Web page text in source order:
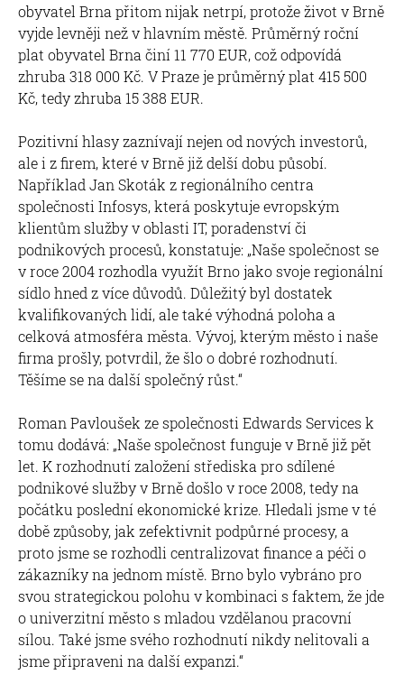
obyvatel Brna přitom nijak netrpí, protože život v Brně
vyjde levněji než v hlavním městě. Průměrný roční
plat obyvatel Brna činí 11 770 EUR, což odpovídá
zhruba 318 000 Kč. V Praze je průměrný plat 415 500
Kč, tedy zhruba 15 388 EUR.
Pozitivní hlasy zaznívají nejen od nových investorů,
ale i z firem, které v Brně již delší dobu působí.
Například Jan Skoták z regionálního centra
společnosti Infosys, která poskytuje evropským
klientům služby v oblasti IT, poradenství či
podnikových procesů, konstatuje: „Naše společnost se
v roce 2004 rozhodla využít Brno jako svoje regionální
sídlo hned z více důvodů. Důležitý byl dostatek
kvalifikovaných lidí, ale také výhodná poloha a
celková atmosféra města. Vývoj, kterým město i naše
firma prošly, potvrdil, že šlo o dobré rozhodnutí.
Těšíme se na další společný růst.“
Roman Pavloušek ze společnosti Edwards Services k
tomu dodává: „Naše společnost funguje v Brně již pět
let. K rozhodnutí založení střediska pro sdílené
podnikové služby v Brně došlo v roce 2008, tedy na
počátku poslední ekonomické krize. Hledali jsme v té
době způsoby, jak zefektivnit podpůrné procesy, a
proto jsme se rozhodli centralizovat finance a péči o
zákazníky na jednom místě. Brno bylo vybráno pro
svou strategickou polohu v kombinaci s faktem, že jde
o univerzitní město s mladou vzdělanou pracovní
sílou. Také jsme svého rozhodnutí nikdy nelitovali a
jsme připraveni na další expanzi.“